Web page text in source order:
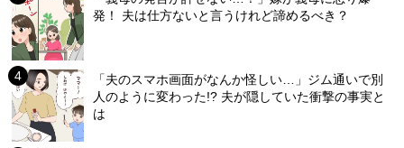
発！ 夫は仕方ないと言うけれど諦めるべき？
「夫のスマホ画面がなんか怪しい…」ジム通いで別
人のように変わった!? 夫が隠していた衝撃の事実と
は